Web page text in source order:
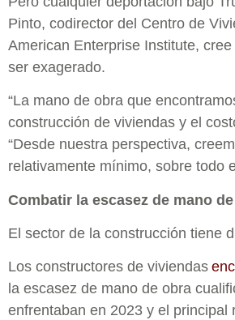
Pinto, codirector del Centro de
American Enterprise Institute,
ser exagerado.
“La mano de obra que
construcción de viviendas y el
“Desde nuestra perspectiva,
relativamente mínimo, sobre todo
Combatir la escasez de mano
El sector de la construcción tiene
Los constructores de viviendas
la escasez de mano de obra
enfrentaban en 2023 y el principal